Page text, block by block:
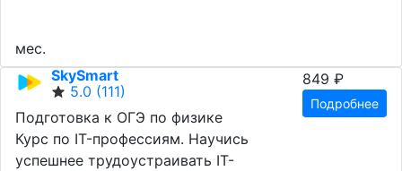
мес.
SkySmart
5.0 (111)
Подготовка к ОГЭ по физике
Курс по IT-профессиям. Научись
успешнее трудоустраивать IT-
849 ₽
Подробнее